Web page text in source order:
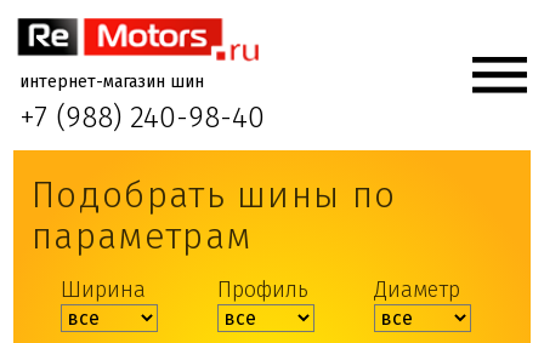
интернет-магазин шин
+7 (988) 240-98-40
Подобрать шины по
параметрам
Ширина Профиль Диаметр